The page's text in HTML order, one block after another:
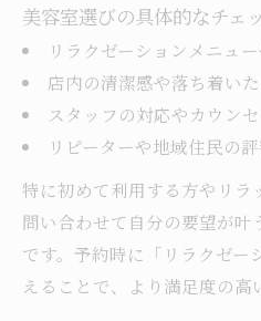
美容室のリラクゼ
ぎ
美容室で癒される
マッサージサービ
美容室リラクゼー
果
美容室選びの具体的なチェ
リラクゼーションメニュ
店内の清潔感や落ち着い
スタッフの対応やカウン
リピーターや地域住民の
特に初めて利用する方やリラ
問い合わせて自分の要望が叶
です。予約時に「リラクゼー
えることで、より満足度の高